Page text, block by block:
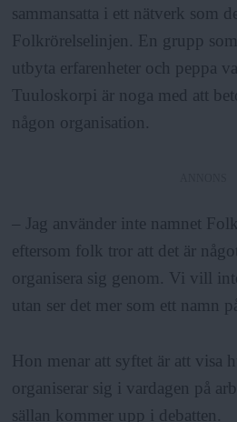
sammansatta i ett nätverk som
Folkrörelselinjen. En grupp
utbyta erfarenheter och peppa
Tuuloskorpi är noga med att
någon organisation.
– Jag använder inte namnet
eftersom folk tror att det är
organisera sig genom. Vi vill
utan ser det mer som ett namn
Hon menar att syftet är att visa
organiserar sig i vardagen på
sällan kommer upp i debatten.